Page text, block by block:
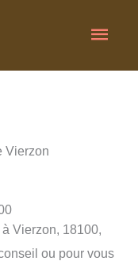
Vierzon
Vierzon, 18100,
ou pour vous